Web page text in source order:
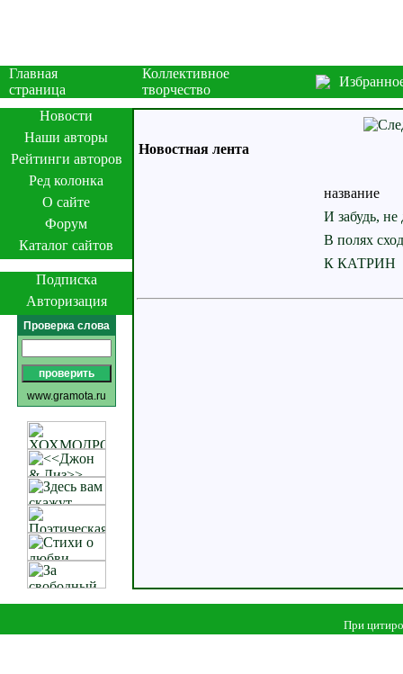
Главная
страница
Коллективное
творчество
Новости
Наши авторы
Рейтинги авторов
Ред колонка
О сайте
Форум
Каталог сайтов
Подписка
Авторизация
Проверка слова
www.gramota.ru
Новостная лента
название
И забудь,
В полях
К КАТРИН
При